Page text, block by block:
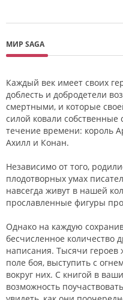
МИР SAGA
Каждый век имеет своих
доблесть и добродетели
смертными, и которые
силой ковали
течение времени: король
Ахилл и Конан.
Независимо от того,
плодотворных умах
навсегда живут в нашей
прославленные фигуры
Однако на каждую
бесчисленное количество
написания. Тысячи героев
поле боя, выступить с
вокруг них. С книгой в
возможность